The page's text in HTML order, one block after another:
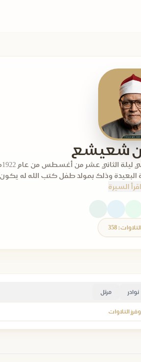
شعيشع
كانت قرية (بيلا) في
البعيدة وذلك بمولد طفل كتب الله له يكون
اقرأ السيرة
358
نوادر مرتل
التلاوات